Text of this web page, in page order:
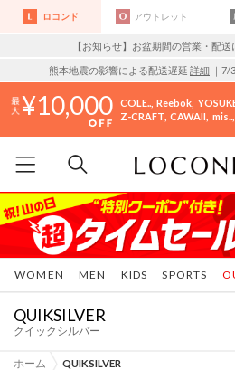
ロコンド アウトレット
【お知らせ】お盆期間の営業・配
熊本地震の影響による配送遅延 詳細 ｜7/
10,000 COLE.. Reebok
Z-CRAFT CAWAII mis..
WOMEN MEN KIDS SPORTS
QUIKSILVER
クイックシルバー
ホーム QUIKSILVER